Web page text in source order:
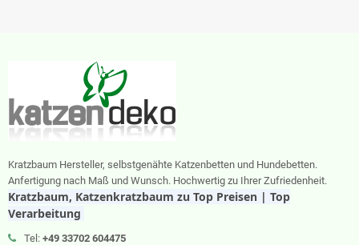
Kratzbaum Hersteller, selbstgenähte Katzenbetten und Hundebetten.
Anfertigung nach Maß und Wunsch. Hochwertig zu Ihrer Zufriedenheit.
Kratzbaum, Katzenkratzbaum zu Top Preisen | Top
Verarbeitung
Tel: +49 33702 604475